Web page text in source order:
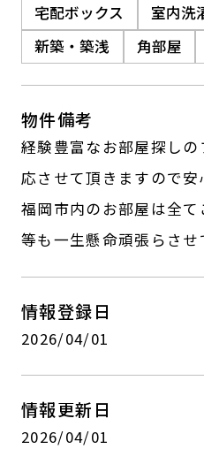
宅配ボックス
室内洗
新築・築浅
角部屋
物件備考
経験豊富なお部屋探し
応させて頂きますので
福岡市内のお部屋は全
等も一生懸命頑張らさせ
情報登録日
2026/04/01
情報更新日
2026/04/01